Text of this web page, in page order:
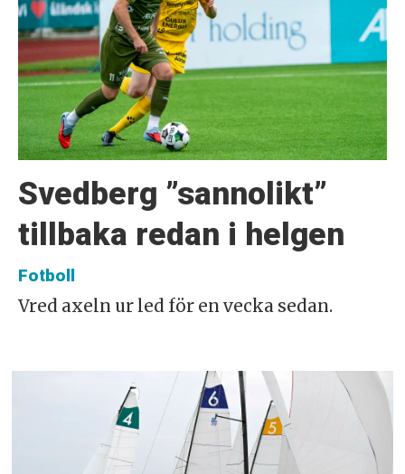
Svedberg ”sannolikt”
tillbaka redan i helgen
Fotboll
Vred axeln ur led för en vecka sedan.